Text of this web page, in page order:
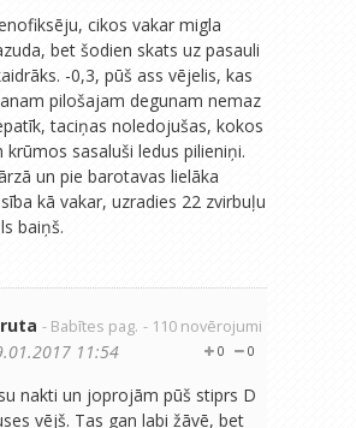
cikos vakar migla
bet šodien skats uz pasauli
-0,3, pūš ass vējelis, kas
pilošajam degunam nemaz
taciņas noledojušas, kokos
krūmos sasaluši ledus pilieniņi.
un pie barotavas lielāka
kā vakar, uzradies 22 zvirbuļu
baiņš.
- Babītes pag. - 110 novērojumi
0
0
11:54
nakti un joprojām pūš stiprs D
vējš. Tas gan labi žāvē, bet